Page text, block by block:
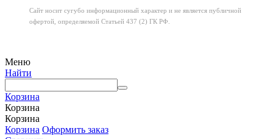
Сайт носит сугубо информационный характер и не является публичной
офертой, определяемой Статьей 437 (2) ГК РФ.
Меню
Найти
Корзина
Корзина
Корзина
Корзина Оформить заказ